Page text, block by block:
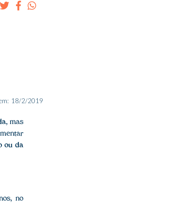
  
18/2/2019
, mas
ou da
no